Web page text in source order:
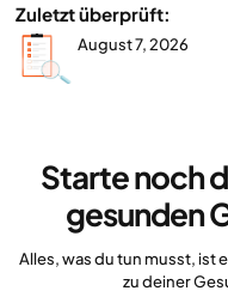
Zuletzt überprüft:
August 7, 2026
Starte noch
gesunden
Alles, was du tun musst, ist
zu deiner